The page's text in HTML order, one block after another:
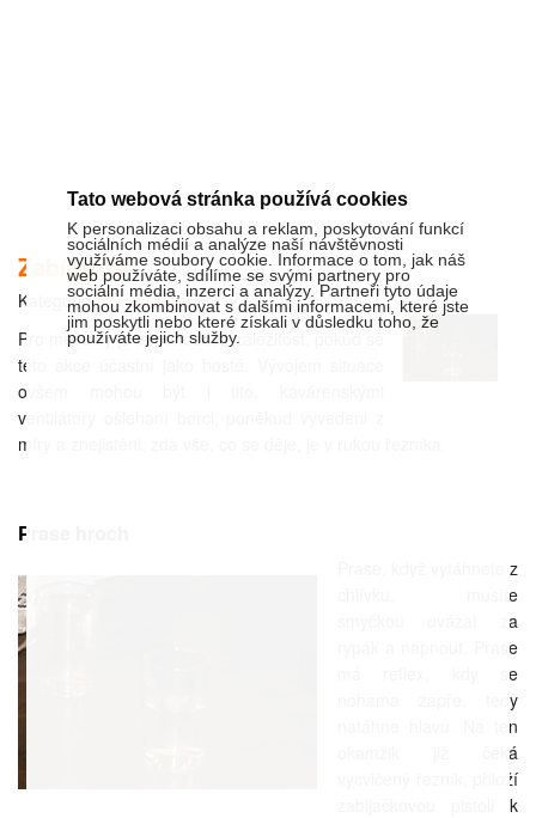
Zabíjačka
Kategorie:Za kapitalisty
Pro měšťáky je to pohodová záležitost, pokud se
této akce účastní jako hosté. Vývojem situace
ovšem mohou být i tito, kavárenskými
ventilátory ošlehaní borci, poněkud vyvedeni z
míry a znejistěni, zda vše, co se děje, je v rukou řezníka.
Prase hroch
Prase, když vytáhnete z
chlívku, musíte
smyčkou uvázat za
rypák a napnout. Prase
má reflex, kdy se
nohama zapře, tedy
natáhne hlavu. Na ten
okamžik již čeká
vycvičený řezník, přiloží
zabijačkovou pistoli k
Tato webová stránka používá cookies
K personalizaci obsahu a reklam, poskytování funkcí
sociálních médií a analýze naší návštěvnosti
využíváme soubory cookie. Informace o tom, jak náš
web používáte, sdílíme se svými partnery pro
sociální média, inzerci a analýzy. Partneři tyto údaje
mohou zkombinovat s dalšími informacemi, které jste
jim poskytli nebo které získali v důsledku toho, že
používáte jejich služby.